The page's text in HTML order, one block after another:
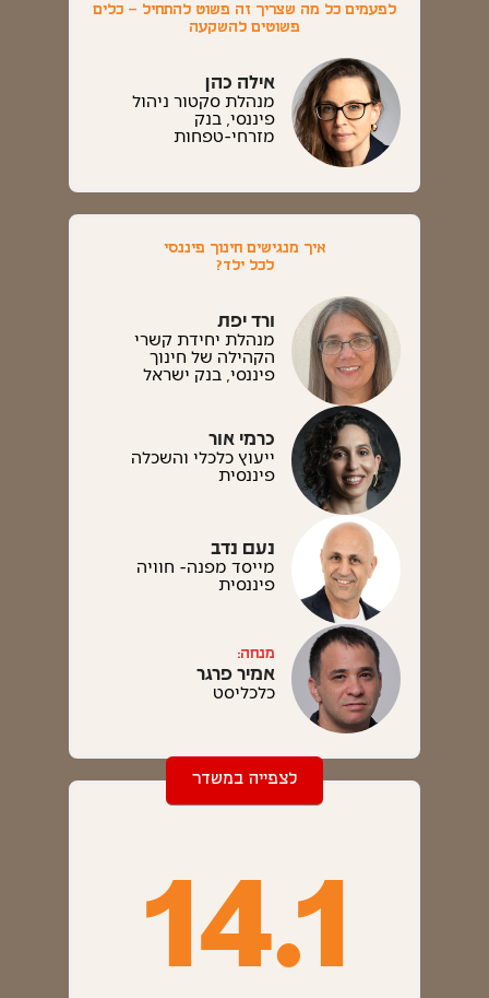
לפעמים כל מה שצריך זה פשוט להתחיל – כלים
פשוטים להשקעה
אילה כהן
מנהלת סקטור ניהול
פיננסי, בנק
מזרחי-טפחות
איך מנגישים חינוך פיננסי
לכל ילד?
ורד יפת
מנהלת יחידת קשרי
הקהילה של חינוך
פיננסי, בנק ישראל
כרמי אור
ייעוץ כלכלי והשכלה
פיננסית
נעם נדב
מייסד מפנה- חוויה
פיננסית
מנחה:
אמיר פרגר
כלכליסט
14.1
לצפייה במשדר